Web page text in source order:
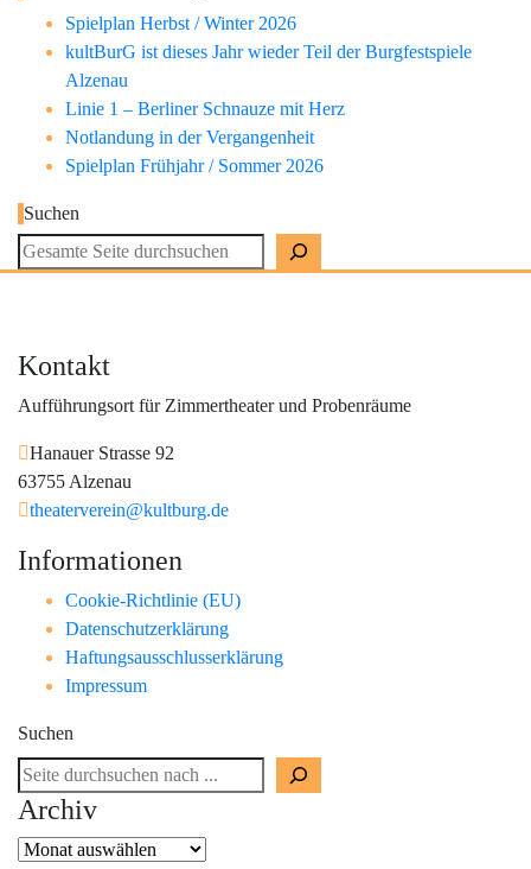
Spielplan Herbst / Winter 2026
kultBurG ist dieses Jahr wieder Teil der Burgfestspiele
Alzenau
Linie 1 – Berliner Schnauze mit Herz
Notlandung in der Vergangenheit
Spielplan Frühjahr / Sommer 2026
Suchen
Kontakt
Aufführungsort für Zimmertheater und Probenräume
Hanauer Strasse 92
63755 Alzenau
theaterverein@kultburg.de
Informationen
Cookie-Richtlinie (EU)
Datenschutzerklärung
Haftungsausschlusserklärung
Impressum
Suchen
Archiv
Archiv